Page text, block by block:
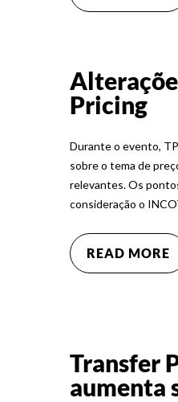
Pricing
Durante o evento,
sobre o tema de
relevantes. Os
consideração o
READ MORE
Transfer
aumenta